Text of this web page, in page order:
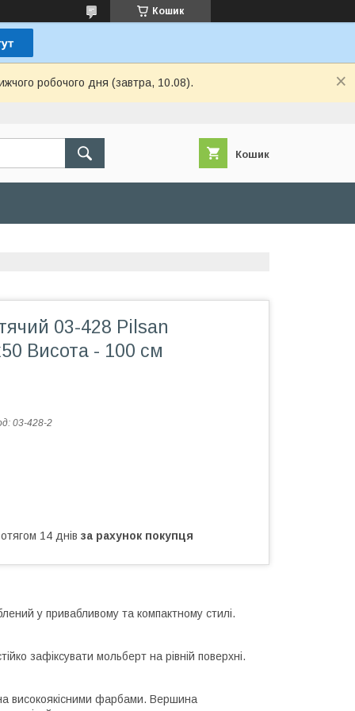
Кошик
робочого дня (завтра, 10.08).
Кошик
03-428 Pilsan
Висота - 100 см
03-428-2
14 днів за рахунок покупця
у привабливому та компактному стилі.
зафіксувати мольберт на рівній поверхні.
високоякісними фарбами. Вершина